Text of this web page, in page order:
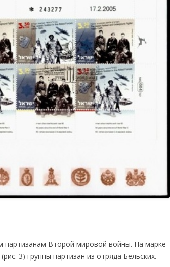
партизанам Второй мировой войны. На марке
3) группы партизан из отряда Бельских.